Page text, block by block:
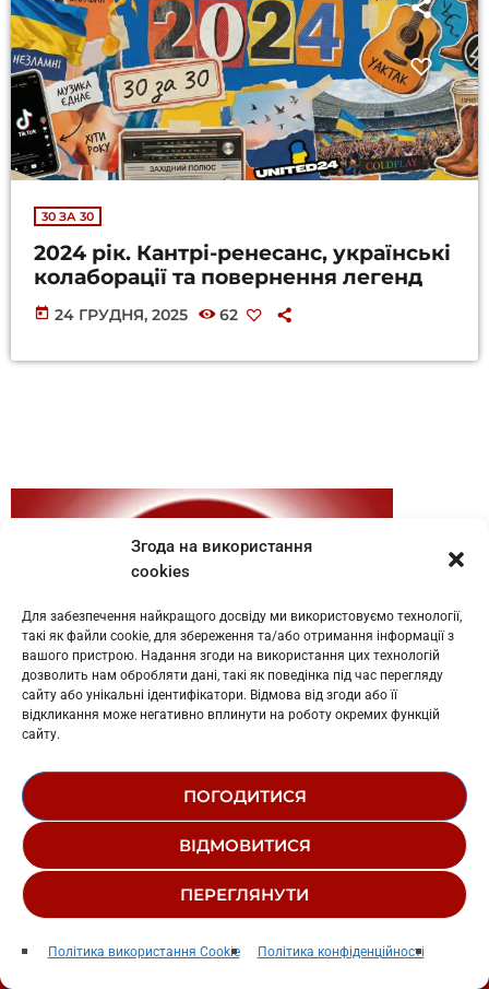
Згода на використання
cookies
Для забезпечення найкращого досвіду ми використовуємо технології,
такі як файли cookie, для збереження та/або отримання інформації з
вашого пристрою. Надання згоди на використання цих технологій
дозволить нам обробляти дані, такі як поведінка під час перегляду
сайту або унікальні ідентифікатори. Відмова від згоди або її
відкликання може негативно вплинути на роботу окремих функцій
сайту.
ПОГОДИТИСЯ
ВІДМОВИТИСЯ
ПЕРЕГЛЯНУТИ
Політика використання Cookie Політика конфіденційності
play_arrow
30 ЗА 30
2024 рік. Кантрі-ренесанс, українські
колаборації та повернення легенд
today 24 ГРУДНЯ, 2025 62
НАЙПОПУЛЯРНІШЕ
insert_link